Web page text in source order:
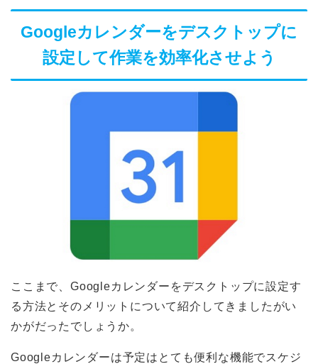
Googleカレンダーをデスクトップに
設定して作業を効率化させよう
ここまで、Googleカレンダーをデスクトップに設定す
る方法とそのメリットについて紹介してきましたがい
かがだったでしょうか。
Googleカレンダーは予定はとても便利な機能でスケジ